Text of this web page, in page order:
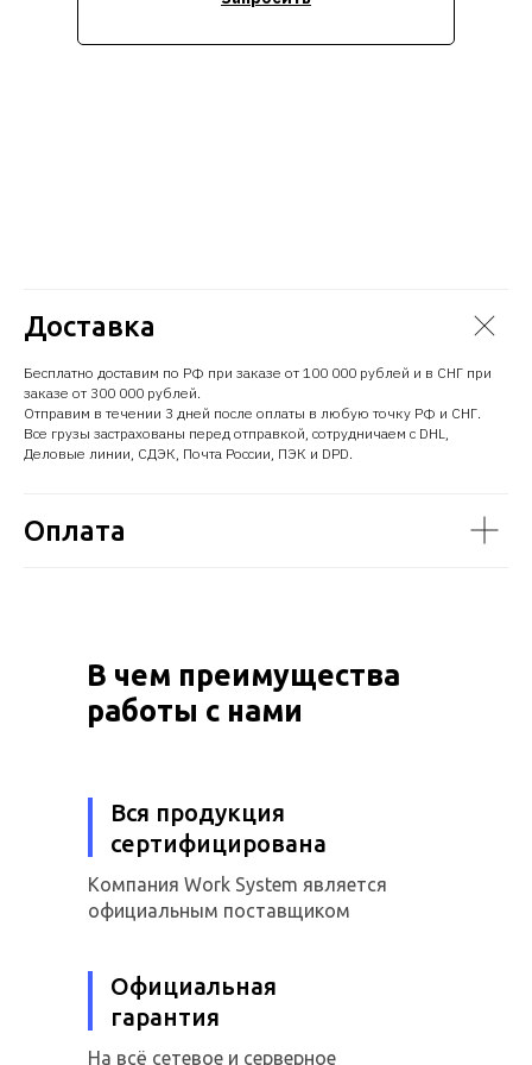
Доставка
Бесплатно доставим по РФ при заказе от 100 000 рублей и в СНГ при
заказе от 300 000 рублей.
Отправим в течении 3 дней после оплаты в любую точку РФ и СНГ.
Все грузы застрахованы перед отправкой, сотрудничаем с DHL,
Деловые линии, СДЭК, Почта России, ПЭК и DPD.
Оплата
В чем преимущества
работы с нами
Вся продукция
сертифицирована
Компания Work System является
официальным поставщиком
Официальная
гарантия
На всё сетевое и серверное